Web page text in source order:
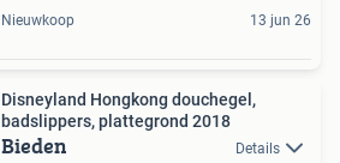
Nieuwkoop 13 jun 26
Disneyland Hongkong douchegel,
badslippers, plattegrond 2018
Bieden Details